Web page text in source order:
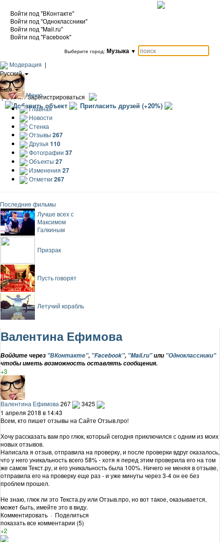
Войти под "ВКонтакте"
Войти под "Одноклассники"
Войти под "Mail.ru"
Войти под "Facebook"
Выберите город: Музыка ▼
Модерация |
Русский
|
Еще
|Войти / Зарегистрироваться
Добавить объект Пригласить друзей (+20%)
Меню
Главная
Новости
Стенка
Отзывы 267
Друзья 110
Фотографии 37
Объекты 27
Изменения 27
Отметки 267
Последние фильмы
Лучше всех с
Максимом
Галкиным
Призрак
Пусть говорят
Летучий корабль
Валентина Ефимова
Войдите через "ВКонтакте", "Facebook", "Mail.ru"или "Одноклассники"
чтобы иметь возможность оставлять сообщения.
+3
Валентина Ефимова 267
3425
1 апреля 2018 в 14:43
Всем, кто пишет отзывы на Сайте Отзыв.про!
Хочу рассказать вам про глюк, который сегодня приключился с одним из моих
новых отзывов.
Написала я отзыв, отправила на проверку, и после проверки вдруг оказалось,
что у него уникальность всего 58% - хотя я перед этим проверила его на том
же самом Текст.ру, и его уникальность была 100%. Ничего не меняя в отзыве,
отправила его на проверку еще раз - и уже минуты через 3-4 он ее без
проблем прошел.
Не знаю, глюк ли это Текста.ру или Отзыв.про, но вот такое, оказывается,
может быть, имейте это в виду.
Комментировать · Поделиться
показать все комментарии (5)
+2